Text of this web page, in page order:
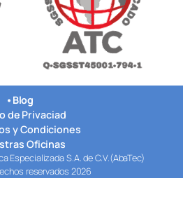
• Blog
de Privaciad
y Condiciones
Oficinas
Especializada S.A. de C.V.(AbaTec)
reservados 2026